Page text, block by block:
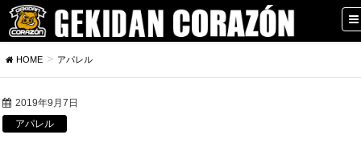
HOME アパレル
2019年9月7日
アパレル